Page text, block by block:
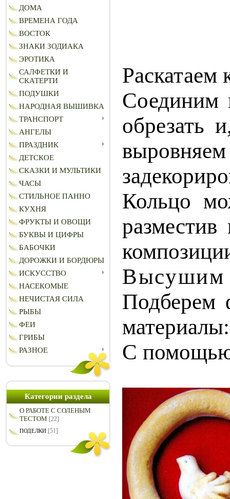
ДОМА
ВРЕМЕНА ГОДА
ВОСТОК
ЗНАКИ ЗОДИАКА
ЭРОТИКА
САЛФЕТКИ И
СКАТЕРТИ
ПОДУШКИ
НАРОДНАЯ ВЫШИВКА
ТРАНСПОРТ
АНГЕЛЫ
ПРАЗДНИК
ДЕТСКОЕ
СКАЗКИ И МУЛЬТИКИ
ЧАСЫ
СТИЛЬНОЕ ПАННО
КУХНЯ
ФРУКТЫ И ОВОЩИ
БУКВЫ И ЦИФРЫ
БАБОЧКИ
ДОРОЖКИ И БОРДЮРЫ
ИСКУССТВО
НАСЕКОМЫЕ
НЕЧИСТАЯ СИЛА
РЫБЫ
ФЕИ
ГРИБЫ
РАЗНОЕ
Категории раздела
О РАБОТЕ С СОЛЕНЫМ
ТЕСТОМ [22]
ПОДЕЛКИ [51]
Раскатаем
Соединим
обрезать
Кольцо
Высушим
С